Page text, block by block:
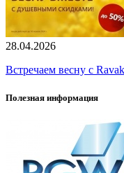
28.04.2026
Встречаем весну с
Полезная информация